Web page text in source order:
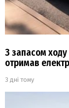
З запасом
отримав
3 дні тому